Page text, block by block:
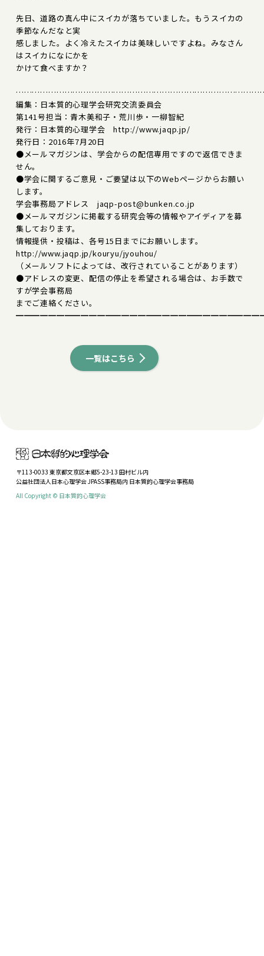
先日、道路の真ん中にスイカが落ちていました。もうスイカの
季節なんだなと実
感しました。よく冷えたスイカは美味しいですよね。みなさん
はスイカになにかを
かけて食べますか？
編集：日本質的心理学会研究交流委員会
第141号担当：青木美和子・荒川歩・一柳智紀
発行：日本質的心理学会 http://www.jaqp.jp/
発行日：2016年7月20日
●メールマガジンは、学会からの配信専用ですので返信できま
せん。
●学会に関するご意見・ご要望は以下のWebページからお願い
します。
学会事務局アドレス jaqp-post@bunken.co.jp
●メールマガジンに掲載する研究会等の情報やアイディアを募
集しております。
情報提供・投稿は、各号15日までにお願いします。
http://www.jaqp.jp/kouryu/jyouhou/
（メールソフトによっては、改行されていることがあります）
●アドレスの変更、配信の停止を希望される場合は、お手数で
すが学会事務局
までご連絡ください。
一覧はこちら
〒113-0033 東京都文京区本郷5-23-13 田村ビル内
公益社団法人日本心理学会 JPASS事務局内 日本質的心理学会事務局
All Copyright © 日本質的心理学会